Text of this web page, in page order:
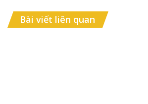
Bài viết liên quan